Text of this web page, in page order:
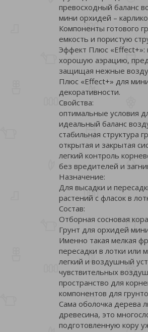
превосходный баланс
мини орхидей –
Компоненты готового
емкость и пористую
Эффект Плюс «Effect+»:
хорошую аэрацию,
защищая нежные
Плюс «Effect+» для
декоративности.
Свойства:
оптимальные условия
идеальный баланс
стабильная структура
открытая и закрытая
легкий контроль
без вредителей и
Назначение:
Для высадки и
растений с фласок в
Состав:
Отборная сосновая кора
Грунт для орхидей
Именно такая мелкая
пересадки в лотки или
легкий и воздушный
чувствительных
пространство для
компонентов для
Сама оболочка дерева
древесина, это
подготовленную кору